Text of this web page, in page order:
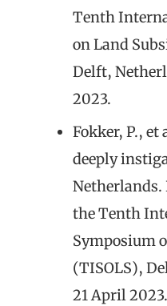
Tenth
on Land
Delft,
2023.
Fokker, P.,
deeply
Netherlands.
the Tenth
Symposium
(TISOLS),
21 April 2023.